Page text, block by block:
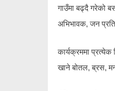
गाउँमा बढ्दै गरेको
अभिभावक, जन
कार्यक्रममा प्रत्येक
खाने बोतल, ब्रस,